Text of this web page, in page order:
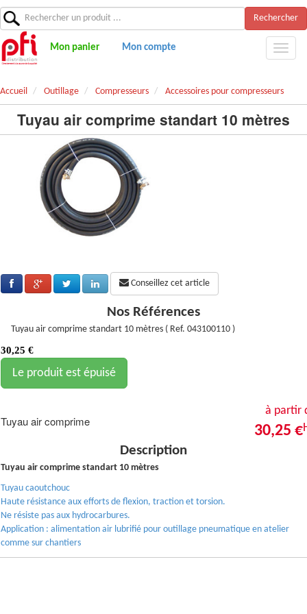
Rechercher
Mon panier Mon compte
Accueil Outillage Compresseurs Accessoires pour compresseurs
Tuyau air comprime standart 10 mètres
Conseillez cet article
Nos Références
Tuyau air comprime standart 10 mètres ( Ref. 043100110 )
30,25 €
Le produit est épuisé
à partir
30,25 €
Tuyau air comprime
Description
Tuyau air comprime standart 10 mètres
Tuyau caoutchouc
Haute résistance aux efforts de flexion, traction et torsion.
Ne résiste pas aux hydrocarbures.
Application : alimentation air lubrifié pour outillage pneumatique en atelier
comme sur chantiers